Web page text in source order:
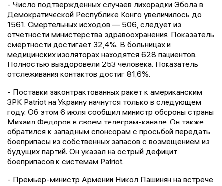
- Число подтвержденных случаев лихорадки Эбола в
Демократической Республике Конго увеличилось до
1561. Смертельных исходов — 506, следует из
отчетности министерства здравоохранения. Показатель
смертности достигает 32,4%. В больницах и
медицинских изоляторах находятся 628 пациентов.
Полностью выздоровели 253 человека. Показатель
отслеживания контактов достиг 81,6%.
- Поставки законтрактованных ракет к американским
ЗРК Patriot на Украину начнутся только в следующем
году. Об этом 6 июля сообщил министр обороны страны
Михаил Федоров в своем телеграм-канале. Он также
обратился к западным спонсорам с просьбой передать
боеприпасы из собственных запасов с возмещением из
будущих партий. Он указал на острый дефицит
боеприпасов к системам Patriot.
- Премьер-министр Армении Никол Пашинян на встрече